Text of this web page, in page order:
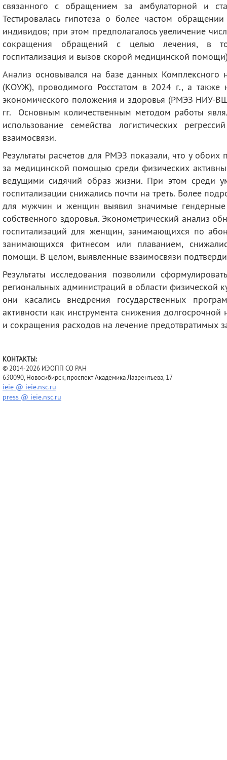
связанного с обращением за амбулаторной и
Тестировалась гипотеза о более частом
индивидов; при этом предполагалось увеличение
сокращения обращений с целью лечения, в
госпитализация и вызов скорой медицинской
Анализ основывался на базе данных Комплексного
(КОУЖ), проводимого Росстатом в 2024 г., а также
экономического положения и здоровья (РМЭЗ НИУ-
гг. Основным количественным методом работы
использование семейства логистических
взаимосвязи.
Результаты расчетов для РМЭЗ показали, что у обоих
за медицинской помощью среди физических
ведущими сидячий образ жизни. При этом среди
госпитализации снижались почти на треть. Более
для мужчин и женщин выявил значимые
собственного здоровья. Эконометрический анализ
госпитализаций для женщин, занимающихся по
занимающихся фитнесом или плаванием,
помощи. В целом, выявленные взаимосвязи
Результаты исследования позволили
региональных администраций в области физической
они касались внедрения государственных
активности как инструмента снижения долгосрочной
и сокращения расходов на лечение предотвратимых
КОНТАКТЫ:
© 2014-2026 ИЭОПП СО РАН
630090, Новосибирск, проспект Академика Лаврентьева, 17
ieie @ ieie.nsc.ru
press @ ieie.nsc.ru